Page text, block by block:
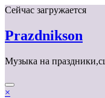
Перейти
содержимому
Сейчас загружается
Prazdnikson
Музыка на
×